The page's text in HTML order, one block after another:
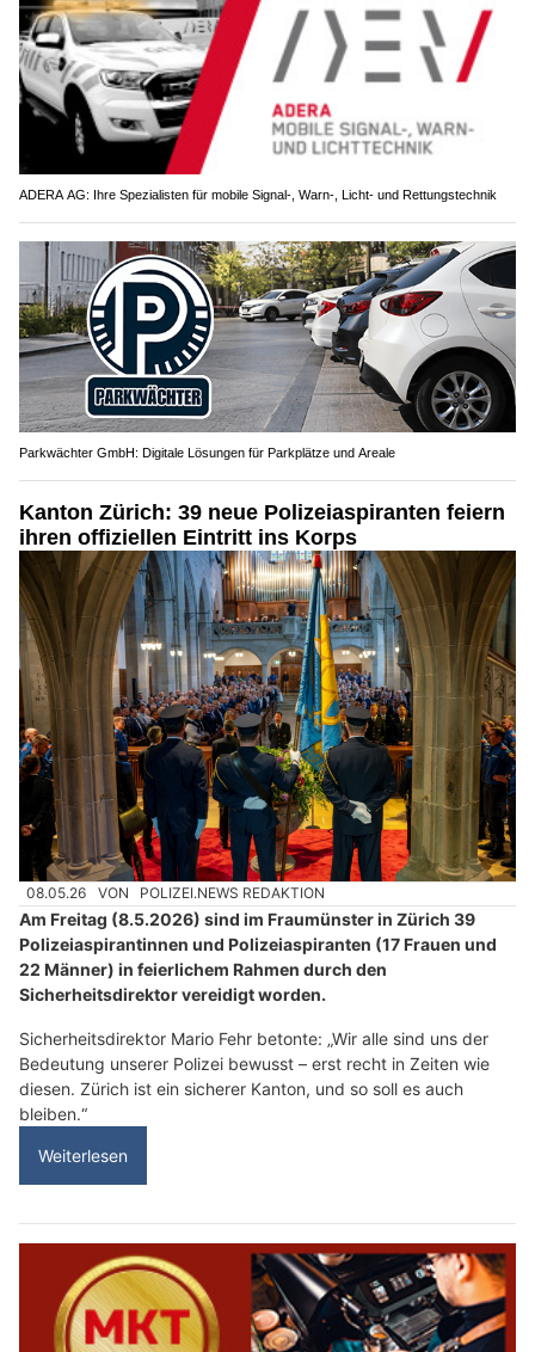
ADERA AG: Ihre Spezialisten für mobile Signal-, Warn-, Licht- und Rettungstechnik
Parkwächter GmbH: Digitale Lösungen für Parkplätze und Areale
Kanton Zürich: 39 neue Polizeiaspiranten feiern
ihren offiziellen Eintritt ins Korps
08.05.26 VON POLIZEI.NEWS REDAKTION
Am Freitag (8.5.2026) sind im Fraumünster in Zürich 39
Polizeiaspirantinnen und Polizeiaspiranten (17 Frauen und
22 Männer) in feierlichem Rahmen durch den
Sicherheitsdirektor vereidigt worden.
Sicherheitsdirektor Mario Fehr betonte: „Wir alle sind uns der
Bedeutung unserer Polizei bewusst – erst recht in Zeiten wie
diesen. Zürich ist ein sicherer Kanton, und so soll es auch
bleiben.“
Weiterlesen